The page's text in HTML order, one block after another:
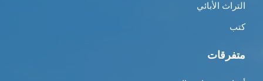
التراث الأبائي
كتب
متفرقات